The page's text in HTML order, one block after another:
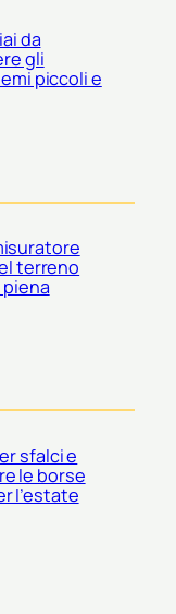
da
gli
piccoli e
terreno
sfalci e
le borse
l’estate